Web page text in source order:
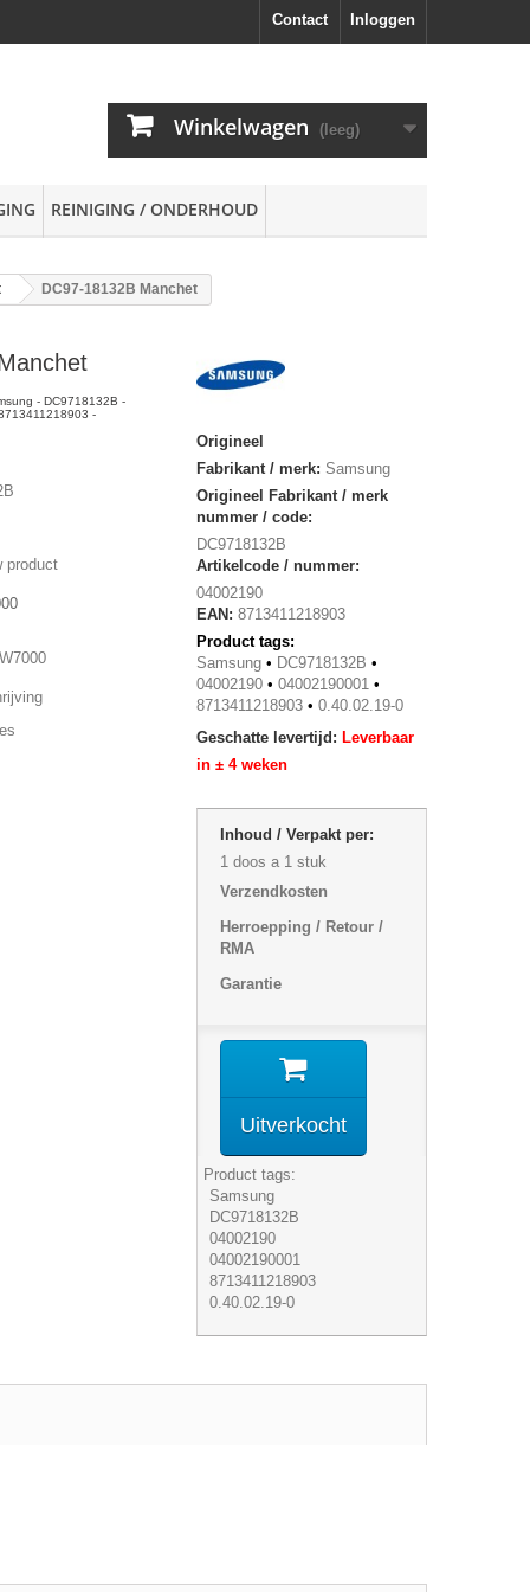
Inloggen
Contact
Winkelwagen (leeg)
REINIGING / ONDERHOUD
DC97-18132B Manchet
- DC9718132B -
-
product
Origineel
Fabrikant / merk: Samsung
Origineel Fabrikant / merk
nummer / code:
DC9718132B
Artikelcode / nummer:
04002190
EAN: 8713411218903
Product tags:
Samsung• DC9718132B •
04002190• 04002190001 •
8713411218903• 0.40.02.19-0
Geschatte levertijd: Leverbaar
in ± 4 weken
Inhoud / Verpakt per:
1 doos a 1 stuk
Verzendkosten
Herroepping / Retour /
RMA
Garantie
Uitverkocht
Product tags:
Samsung
DC9718132B
04002190
04002190001
8713411218903
0.40.02.19-0